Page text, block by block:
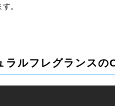
。
ラルフレグランスの